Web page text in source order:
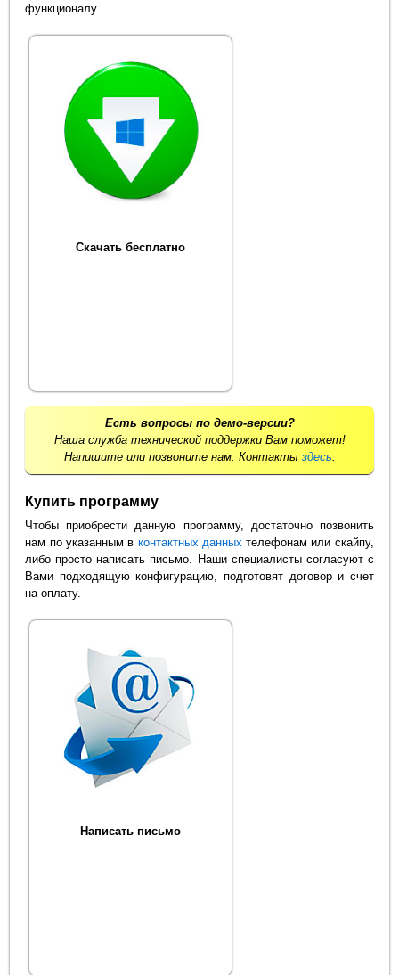
функционалу.
Скачать бесплатно
Есть вопросы по демо-версии?
Наша служба технической поддержки Вам поможет!
Напишите или позвоните нам. Контакты здесь.
Купить программу
Чтобы приобрести данную программу, достаточно позвонить
нам по указанным в контактных данных телефонам или скайпу,
либо просто написать письмо. Наши специалисты согласуют с
Вами подходящую конфигурацию, подготовят договор и счет
на оплату.
Написать письмо